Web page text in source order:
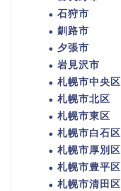
石狩市
釧路市
夕張市
岩見沢市
札幌市中央区
札幌市北区
札幌市東区
札幌市白石区
札幌市厚別区
札幌市豊平区
札幌市清田区